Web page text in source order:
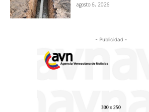
agosto 6, 2026
- Publicidad -